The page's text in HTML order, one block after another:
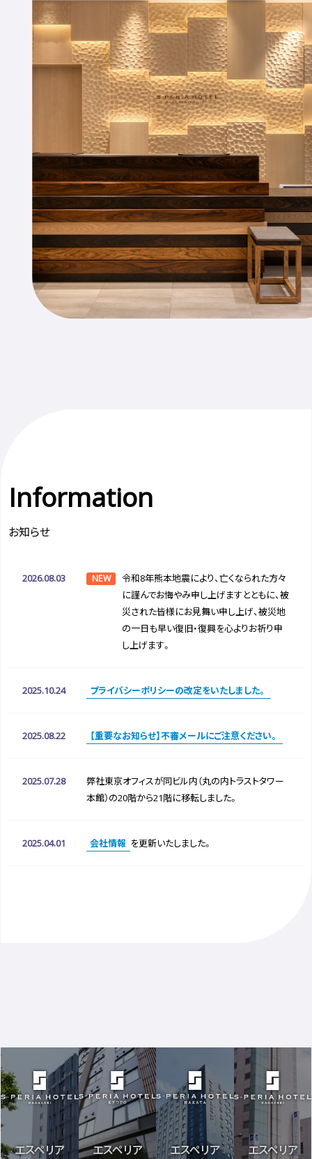
京」開業から数えて約半世紀、ホ
テル運営の実績を積み上げてまい
りました。
詳しくはこちら
Information
お知らせ
2026.08.03 NEW
令和8年熊本地震により、亡くなられた方々
に謹んでお悔やみ申し上げますとともに、被
災された皆様にお見舞い申し上げ、被災地
の一日も早い復旧・復興を心よりお祈り申
し上げます。
2025.10.24 プライバシーポリシーの改定をいたしました。
2025.08.22 【重要なお知らせ】不審メールにご注意ください。
2025.07.28
弊社東京オフィスが同ビル内（丸の内トラストタワー
本館）の20階から21階に移転しました。
2025.04.01 会社情報 を更新いたしました。
エスペリア
エスペリア
エスペリア
エスペリア